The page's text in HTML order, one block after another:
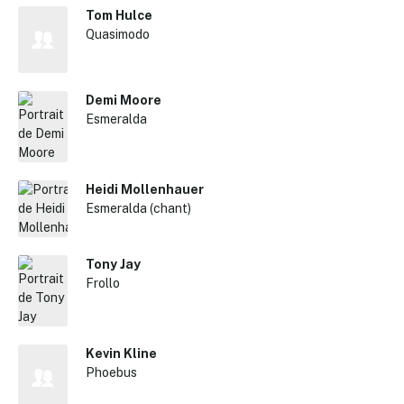
Tom Hulce
Quasimodo
Demi Moore
Esmeralda
Heidi Mollenhauer
Esmeralda (chant)
Tony Jay
Frollo
Kevin Kline
Phoebus